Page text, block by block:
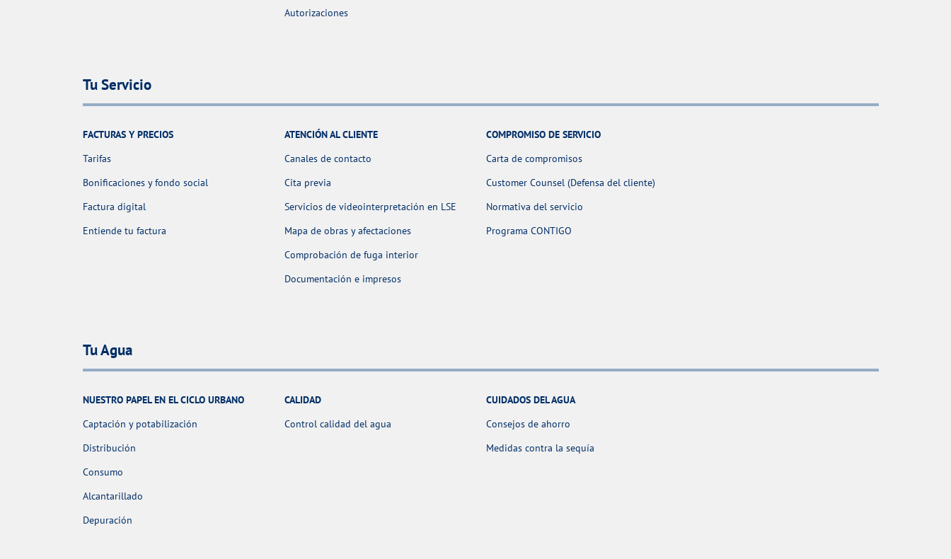
Autorizaciones
Tu Servicio
FACTURAS Y PRECIOS
Tarifas
Bonificaciones y fondo social
Factura digital
Entiende tu factura
ATENCIÓN AL CLIENTE
Canales de contacto
Cita previa
Servicios de videointerpretación en LSE
Mapa de obras y afectaciones
Comprobación de fuga interior
Documentación e impresos
COMPROMISO DE SERVICIO
Carta de compromisos
Customer Counsel (Defensa del cliente)
Normativa del servicio
Programa CONTIGO
Tu Agua
NUESTRO PAPEL EN EL CICLO URBANO
Captación y potabilización
Distribución
Consumo
Alcantarillado
Depuración
CALIDAD
Control calidad del agua
CUIDADOS DEL AGUA
Consejos de ahorro
Medidas contra la sequía